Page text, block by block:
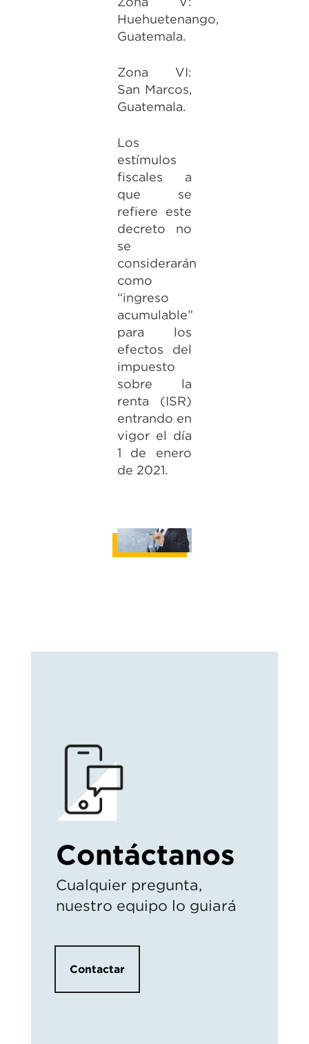
Huehuetenango,
Guatemala.
Zona VI:
San Marcos,
Guatemala.
Los
estímulos
fiscales a
que se
refiere este
decreto no
se
considerarán
como
“ingreso
acumulable”
para los
efectos del
impuesto
sobre la
renta (ISR)
entrando en
vigor el día
1 de enero
de 2021.
Contáctanos
Cualquier pregunta,
nuestro equipo lo guiará
Contactar